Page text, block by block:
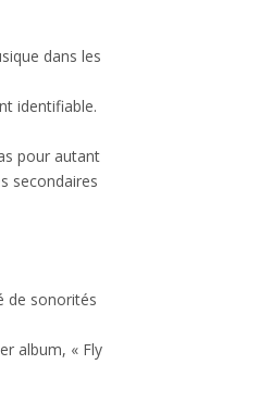
dans les
identifiable.
pour autant
secondaires
de sonorités
album, « Fly